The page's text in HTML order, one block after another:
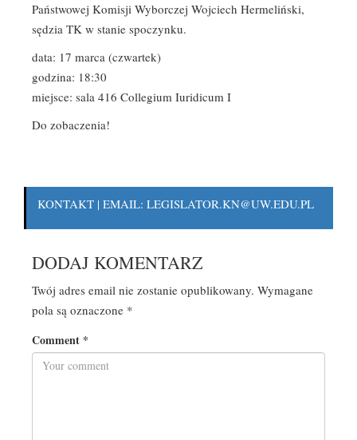
Państwowej Komisji Wyborczej Wojciech Hermeliński,
sędzia TK w stanie spoczynku.
data: 17 marca (czwartek)
godzina: 18:30
miejsce: sala 416 Collegium Iuridicum I
Do zobaczenia!
KONTAKT | EMAIL: LEGISLATOR.KN@UW.EDU.PL
DODAJ KOMENTARZ
Twój adres email nie zostanie opublikowany. Wymagane
pola są oznaczone *
Comment *